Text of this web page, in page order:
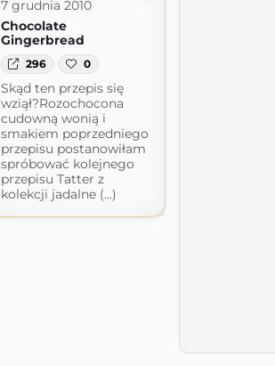
7 grudnia 2010
Chocolate
Gingerbread
296 0
Skąd ten przepis się
wziął?Rozochocona
cudowną wonią i
smakiem poprzedniego
przepisu postanowiłam
spróbować kolejnego
przepisu Tatter z
kolekcji jadalne (...)